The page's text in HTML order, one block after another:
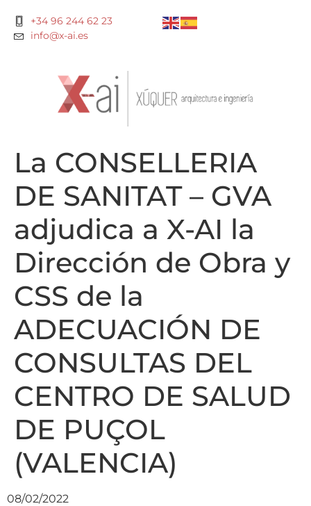
+34 96 244 62 23
info@x-ai.es
La CONSELLERIA
DE SANITAT – GVA
adjudica a X-AI la
Dirección de Obra y
CSS de la
ADECUACIÓN DE
CONSULTAS DEL
CENTRO DE SALUD
DE PUÇOL
(VALENCIA)
08/02/2022